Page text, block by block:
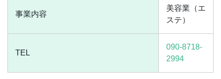
事業内容
美容業（エ
ステ）
TEL
090-8718-
2994